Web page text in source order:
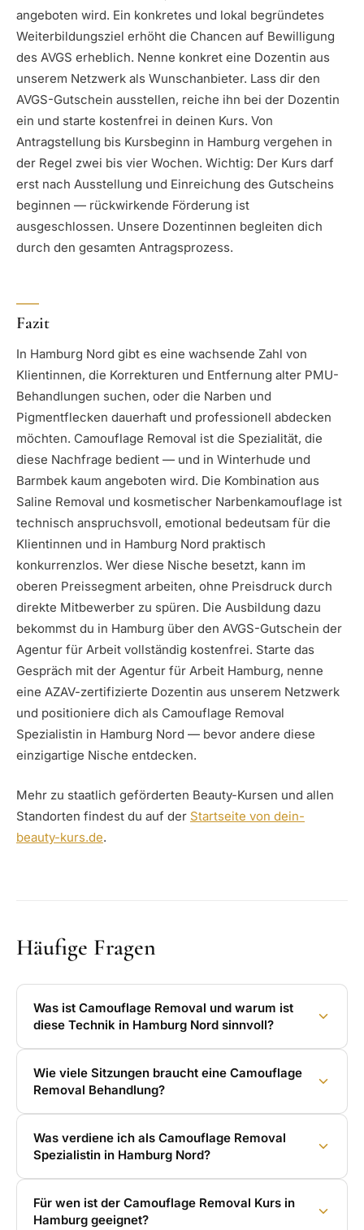
angeboten wird. Ein konkretes und lokal begründetes
Weiterbildungsziel erhöht die Chancen auf Bewilligung
des AVGS erheblich. Nenne konkret eine Dozentin aus
unserem Netzwerk als Wunschanbieter. Lass dir den
AVGS-Gutschein ausstellen, reiche ihn bei der Dozentin
ein und starte kostenfrei in deinen Kurs. Von
Antragstellung bis Kursbeginn in Hamburg vergehen in
der Regel zwei bis vier Wochen. Wichtig: Der Kurs darf
erst nach Ausstellung und Einreichung des Gutscheins
beginnen — rückwirkende Förderung ist
ausgeschlossen. Unsere Dozentinnen begleiten dich
durch den gesamten Antragsprozess.
Fazit
In Hamburg Nord gibt es eine wachsende Zahl von
Klientinnen, die Korrekturen und Entfernung alter PMU-
Behandlungen suchen, oder die Narben und
Pigmentflecken dauerhaft und professionell abdecken
möchten. Camouflage Removal ist die Spezialität, die
diese Nachfrage bedient — und in Winterhude und
Barmbek kaum angeboten wird. Die Kombination aus
Saline Removal und kosmetischer Narbenkamouflage ist
technisch anspruchsvoll, emotional bedeutsam für die
Klientinnen und in Hamburg Nord praktisch
konkurrenzlos. Wer diese Nische besetzt, kann im
oberen Preissegment arbeiten, ohne Preisdruck durch
direkte Mitbewerber zu spüren. Die Ausbildung dazu
bekommst du in Hamburg über den AVGS-Gutschein der
Agentur für Arbeit vollständig kostenfrei. Starte das
Gespräch mit der Agentur für Arbeit Hamburg, nenne
eine AZAV-zertifizierte Dozentin aus unserem Netzwerk
und positioniere dich als Camouflage Removal
Spezialistin in Hamburg Nord — bevor andere diese
einzigartige Nische entdecken.
Mehr zu staatlich geförderten Beauty-Kursen und allen
Standorten findest du auf der Startseite von dein-
beauty-kurs.de.
Häufige Fragen
Was ist Camouflage Removal und warum ist
diese Technik in Hamburg Nord sinnvoll?
Wie viele Sitzungen braucht eine Camouflage
Removal Behandlung?
Was verdiene ich als Camouflage Removal
Spezialistin in Hamburg Nord?
Für wen ist der Camouflage Removal Kurs in
Hamburg geeignet?